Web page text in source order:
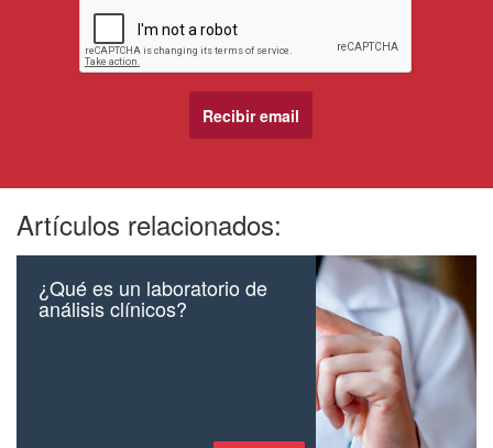
Artículos relacionados:
¿Qué es un laboratorio de
análisis clínicos?